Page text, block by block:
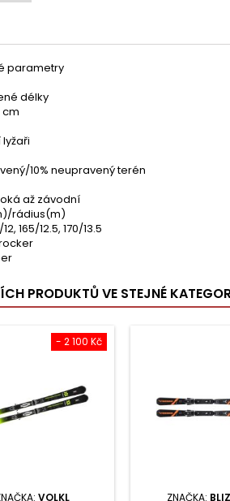
parametry
délky
cm
10% neupravený terén
až závodní
rádius(m)
12, 165/12.5, 170/13.5
PRODUKTŮ VE STEJNÉ
- 2 100 Kč
VOLKL ZNAČKA: